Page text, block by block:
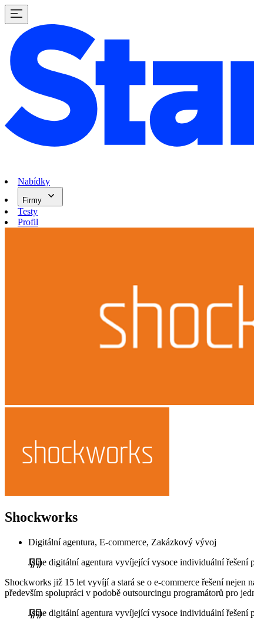
Nabídky
Firmy
Testy
Profil
Shockworks
Digitální agentura, E-commerce, Zakázkový vývoj
Jsme digitální agentura vyvíjející vysoce individuální řešení
Shockworks již 15 let vyvíjí a stará se o e-commerce řešení
především spolupráci v podobě outsourcingu programátorů pro
Jsme digitální agentura vyvíjející vysoce individuální řešení